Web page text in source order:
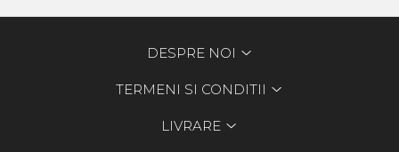
DESPRE NOI
TERMENI SI CONDITII
LIVRARE